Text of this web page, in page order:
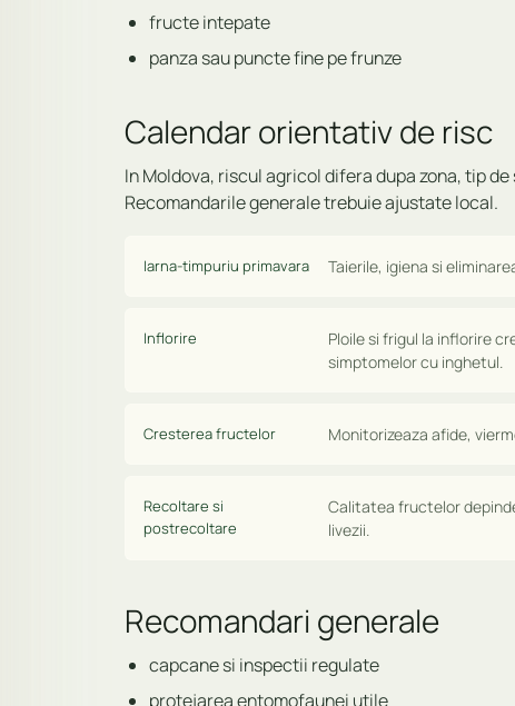
fructe intepate
panza sau puncte fine pe frunze
Calendar orientativ de risc
In Moldova, riscul agricol difera dupa zona, tip
Recomandarile generale trebuie ajustate local.
Iarna-timpuriu primavara Taierile, igiena si
Inflorire
Ploile si frigul la inflorire
simptomelor cu inghetul.
Cresterea fructelor Monitorizeaza afide,
Recoltare si
postrecoltare
Calitatea fructelor
livezii.
Recomandari generale
capcane si inspectii regulate
protejarea entomofaunei utile